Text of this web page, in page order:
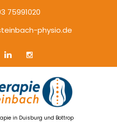
75991020
physio.de
in Duisburg und Bottrop